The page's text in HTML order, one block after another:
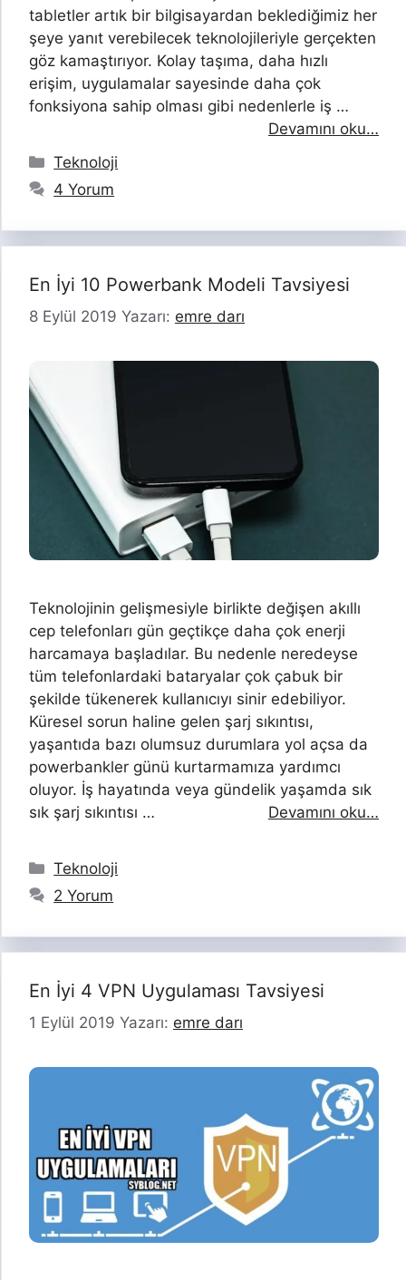
tabletler artık bir bilgisayardan beklediğimiz her
şeye yanıt verebilecek teknolojileriyle gerçekten
göz kamaştırıyor. Kolay taşıma, daha hızlı
erişim, uygulamalar sayesinde daha çok
fonksiyona sahip olması gibi nedenlerle iş …
Devamını oku…
Kategoriler
Teknoloji
4 Yorum
En İyi 10 Powerbank Modeli Tavsiyesi
8 Eylül 2019 Yazarı: emre darı
Teknolojinin gelişmesiyle birlikte değişen akıllı
cep telefonları gün geçtikçe daha çok enerji
harcamaya başladılar. Bu nedenle neredeyse
tüm telefonlardaki bataryalar çok çabuk bir
şekilde tükenerek kullanıcıyı sinir edebiliyor.
Küresel sorun haline gelen şarj sıkıntısı,
yaşantıda bazı olumsuz durumlara yol açsa da
powerbankler günü kurtarmamıza yardımcı
oluyor. İş hayatında veya gündelik yaşamda sık
sık şarj sıkıntısı …
Devamını oku…
Kategoriler
Teknoloji
2 Yorum
En İyi 4 VPN Uygulaması Tavsiyesi
1 Eylül 2019 Yazarı: emre darı